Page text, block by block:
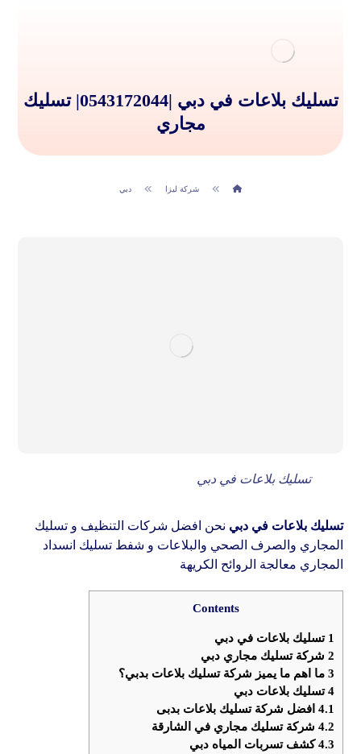
تسليك بلاعات في دبي |0543172044| تسليك
مجاري
شركة ليزا دبي
تسليك بلاعات في دبي
تسليك بلاعات في دبي نحن افضل شركات التنظيف و تسليك
المجاري والصرف الصحي والبلاعات و شفط تسليك انسداد
المجاري معالجة الروائح الكريهة
Contents
1 تسليك بلاعات في دبي
2 شركة تسليك مجاري دبي
3 ما اهم ما يميز شركة تسليك بلاعات بدبي؟
4تسليك بلاعات دبي
4.1 افضل شركة تسليك بلاعات بدبى
4.2 شركة تسليك مجاري في الشارقة
4.3كشف تسربات المياه دبي